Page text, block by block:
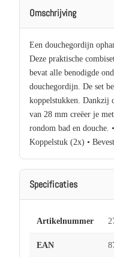
Omschrijving
Een douchegordijn
Deze praktische
bevat alle benodigde
douchegordijn. De set
koppelstukken. Dankzij
van 28 mm creëer je
rondom bad en douche.
Koppelstuk (2x) •
Specificaties
Artikelnummer
EAN